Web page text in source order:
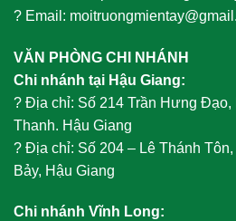
? Email:
VĂN PHÒNG CHI NHÁNH
Chi nhánh tại Hậu Giang:
? Địa chỉ: Số 214 Trần Hưng Đạo,
Thanh. Hậu Giang
? Địa chỉ: Số 204 – Lê Thánh
Bảy, Hậu Giang
Chi nhánh Vĩnh Long: